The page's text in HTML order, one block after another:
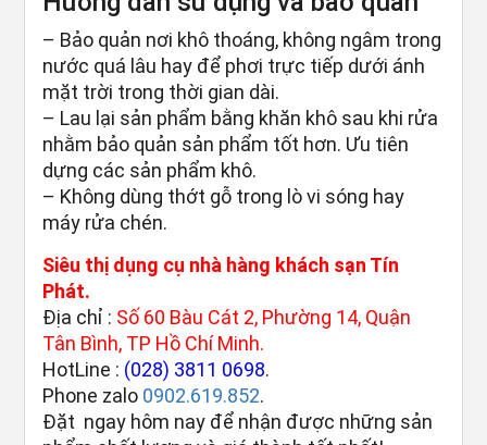
– Bảo quản nơi khô thoáng, không ngâm trong
nước quá lâu hay để phơi trực tiếp dưới ánh
mặt trời trong thời gian dài.
– Lau lại sản phẩm bằng khăn khô sau khi rửa
nhằm bảo quản sản phẩm tốt hơn. Ưu tiên
dựng các sản phẩm khô.
– Không dùng thớt gỗ trong lò vi sóng hay
máy rửa chén.
Siêu thị dụng cụ nhà hàng khách sạn Tín
Phát.
Địa chỉ : Số 60 Bàu Cát 2, Phường 14, Quận
Tân Bình, TP Hồ Chí Minh.
HotLine : (028) 3811 0698.
Phone zalo 0902.619.852.
Đặt ngay hôm nay để nhận được những sản